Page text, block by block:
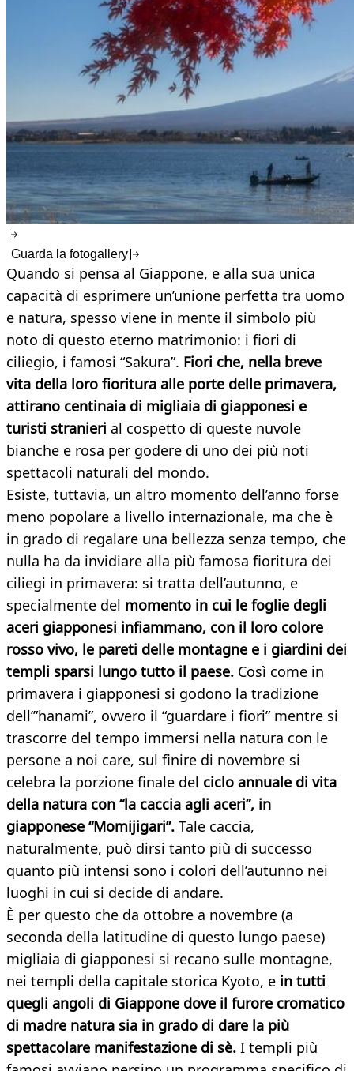
Guarda la fotogallery
Quando si pensa al Giappone, e alla sua unica
capacità di esprimere un’unione perfetta tra uomo
e natura, spesso viene in mente il simbolo più
noto di questo eterno matrimonio: i fiori di
ciliegio, i famosi “Sakura”. Fiori che, nella breve
vita della loro fioritura alle porte delle primavera,
attirano centinaia di migliaia di giapponesi e
turisti stranieri al cospetto di queste nuvole
bianche e rosa per godere di uno dei più noti
spettacoli naturali del mondo.
Esiste, tuttavia, un altro momento dell’anno forse
meno popolare a livello internazionale, ma che è
in grado di regalare una bellezza senza tempo, che
nulla ha da invidiare alla più famosa fioritura dei
ciliegi in primavera: si tratta dell’autunno, e
specialmente del momento in cui le foglie degli
aceri giapponesi infiammano, con il loro colore
rosso vivo, le pareti delle montagne e i giardini dei
templi sparsi lungo tutto il paese. Così come in
primavera i giapponesi si godono la tradizione
dell’”hanami”, ovvero il “guardare i fiori” mentre si
trascorre del tempo immersi nella natura con le
persone a noi care, sul finire di novembre si
celebra la porzione finale del ciclo annuale di vita
della natura con “la caccia agli aceri”, in
giapponese “Momijigari”. Tale caccia,
naturalmente, può dirsi tanto più di successo
quanto più intensi sono i colori dell’autunno nei
luoghi in cui si decide di andare.
È per questo che da ottobre a novembre (a
seconda della latitudine di questo lungo paese)
migliaia di giapponesi si recano sulle montagne,
nei templi della capitale storica Kyoto, e in tutti
quegli angoli di Giappone dove il furore cromatico
di madre natura sia in grado di dare la più
spettacolare manifestazione di sè. I templi più